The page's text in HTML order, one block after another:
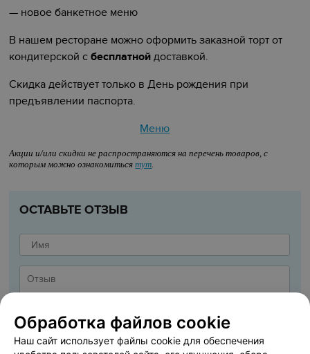
— новое банкетное меню
В нашем ресторане можно оформить заказной торт от
кондитерской сбесплатной доставкой.
Скидка действует только в День рождения при
предъявлении паспорта.
Меню
Акции и/или скидки не распространяются на перечень товаров, с
которым можно ознакомитьсятут.
ОСТАВЬТЕ ОТЗЫВ
Обработка файлов cookie
Наш сайт использует файлы cookie для обеспечения